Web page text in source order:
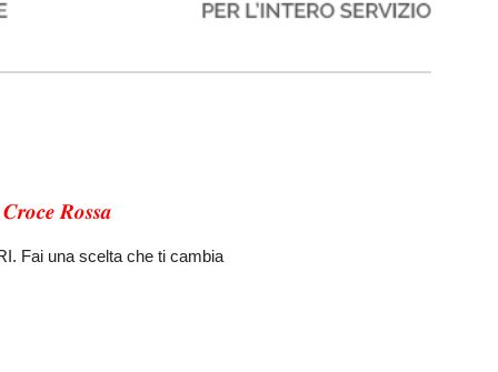
𝑪𝒓𝒐𝒄𝒆 𝑹𝒐𝒔𝒔𝒂
Fai una scelta che ti cambia